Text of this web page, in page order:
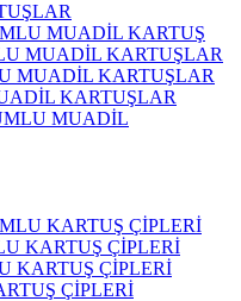
MUADİL KARTUŞ
MUADİL KARTUŞLAR
MUADİL KARTUŞLAR
KARTUŞLAR
MUADİL
KARTUŞ ÇİPLERİ
KARTUŞ ÇİPLERİ
KARTUŞ ÇİPLERİ
ÇİPLERİ